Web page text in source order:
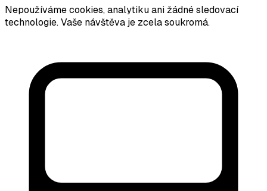
Nepoužíváme cookies, analytiku ani žádné sledovací
technologie. Vaše návštěva je zcela soukromá.